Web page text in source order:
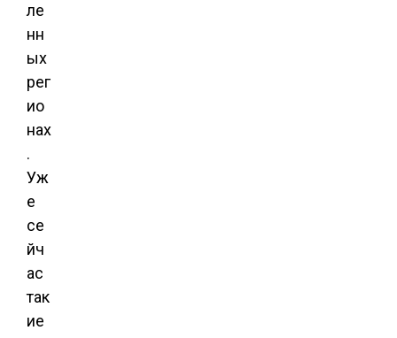
ле
нн
ых
рег
ио
нах
.
Уж
е
се
йч
ас
так
ие